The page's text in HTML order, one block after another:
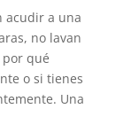
acudir a una
no lavan
qué
o si tienes
Una